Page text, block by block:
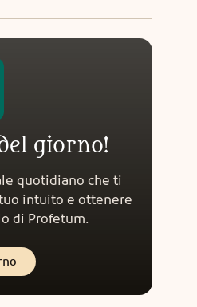
giorno!
quotidiano che ti
intuito e ottenere
di Profetum.